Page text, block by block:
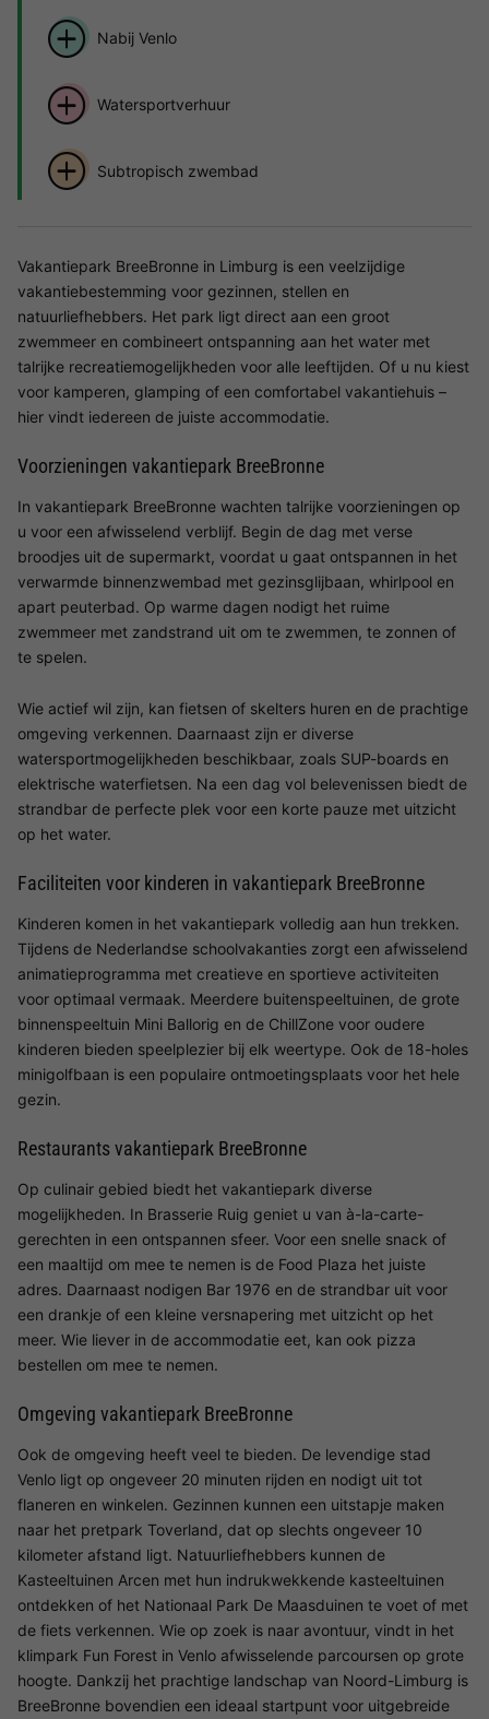
Nabij Venlo
Watersportverhuur
Subtropisch zwembad
Vakantiepark BreeBronne in Limburg is een veelzijdige
vakantiebestemming voor gezinnen, stellen en
natuurliefhebbers. Het park ligt direct aan een groot
zwemmeer en combineert ontspanning aan het water met
talrijke recreatiemogelijkheden voor alle leeftijden. Of u nu kiest
voor kamperen, glamping of een comfortabel vakantiehuis –
hier vindt iedereen de juiste accommodatie.
Voorzieningen vakantiepark BreeBronne
In vakantiepark BreeBronne wachten talrijke voorzieningen op
u voor een afwisselend verblijf. Begin de dag met verse
broodjes uit de supermarkt, voordat u gaat ontspannen in het
verwarmde binnenzwembad met gezinsglijbaan, whirlpool en
apart peuterbad. Op warme dagen nodigt het ruime
zwemmeer met zandstrand uit om te zwemmen, te zonnen of
te spelen.
Wie actief wil zijn, kan fietsen of skelters huren en de prachtige
omgeving verkennen. Daarnaast zijn er diverse
watersportmogelijkheden beschikbaar, zoals SUP-boards en
elektrische waterfietsen. Na een dag vol belevenissen biedt de
strandbar de perfecte plek voor een korte pauze met uitzicht
op het water.
Faciliteiten voor kinderen in vakantiepark BreeBronne
Kinderen komen in het vakantiepark volledig aan hun trekken.
Tijdens de Nederlandse schoolvakanties zorgt een afwisselend
animatieprogramma met creatieve en sportieve activiteiten
voor optimaal vermaak. Meerdere buitenspeeltuinen, de grote
binnenspeeltuin Mini Ballorig en de ChillZone voor oudere
kinderen bieden speelplezier bij elk weertype. Ook de 18-holes
minigolfbaan is een populaire ontmoetingsplaats voor het hele
gezin.
Restaurants vakantiepark BreeBronne
Op culinair gebied biedt het vakantiepark diverse
mogelijkheden. In Brasserie Ruig geniet u van à-la-carte-
gerechten in een ontspannen sfeer. Voor een snelle snack of
een maaltijd om mee te nemen is de Food Plaza het juiste
adres. Daarnaast nodigen Bar 1976 en de strandbar uit voor
een drankje of een kleine versnapering met uitzicht op het
meer. Wie liever in de accommodatie eet, kan ook pizza
bestellen om mee te nemen.
Omgeving vakantiepark BreeBronne
Ook de omgeving heeft veel te bieden. De levendige stad
Venlo ligt op ongeveer 20 minuten rijden en nodigt uit tot
flaneren en winkelen. Gezinnen kunnen een uitstapje maken
naar het pretpark Toverland, dat op slechts ongeveer 10
kilometer afstand ligt. Natuurliefhebbers kunnen de
Kasteeltuinen Arcen met hun indrukwekkende kasteeltuinen
ontdekken of het Nationaal Park De Maasduinen te voet of met
de fiets verkennen. Wie op zoek is naar avontuur, vindt in het
klimpark Fun Forest in Venlo afwisselende parcoursen op grote
hoogte. Dankzij het prachtige landschap van Noord-Limburg is
BreeBronne bovendien een ideaal startpunt voor uitgebreide